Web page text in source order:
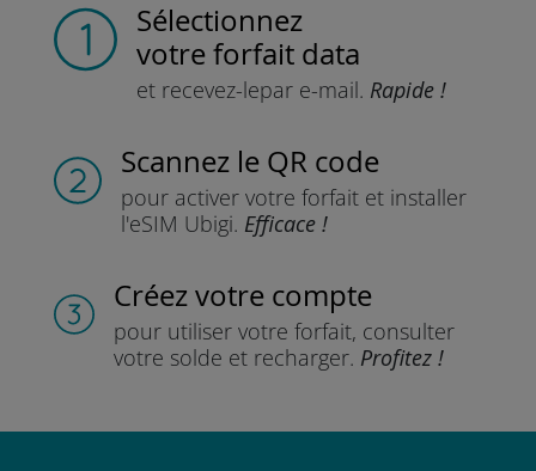
Sélectionnez
votre forfait data
et recevez-lepar e-mail. Rapide !
Scannez le QR code
pour activer votre forfaitet installer
l'eSIM Ubigi. Efficace !
Créez votre compte
pour utiliser votre forfait, consulter
votre solde et recharger. Profitez !